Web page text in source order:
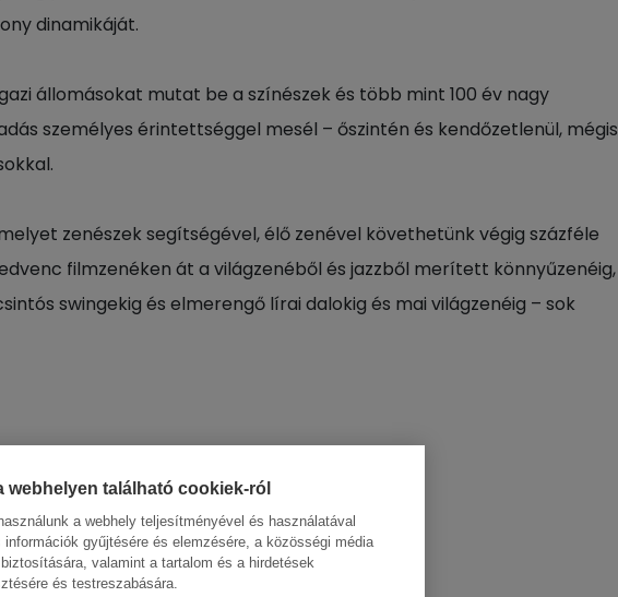
dinamikáját.
állomásokat mutat be a színészek és több mint 100 év nagy
személyes érintettséggel mesél – őszintén és kendőzetlenül, mégis
zenészek segítségével, élő zenével követhetünk végig százféle
filmzenéken át a világzenéből és jazzből merített könnyűzenéig,
swingekig és elmerengő lírai dalokig és mai világzenéig – sok
webhelyen található cookiek-ról
a webhely teljesítményével és használatával
információk gyűjtésére és elemzésére, a közösségi média
valamint a tartalom és a hirdetések
és testreszabására.